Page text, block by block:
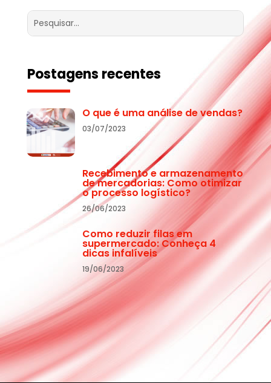
Postagens recentes
O que é uma análise de vendas?
03/07/2023
Recebimento e armazenamento
de mercadorias: Como otimizar
o processo logístico?
26/06/2023
Como reduzir filas em
supermercado: Conheça 4
dicas infalíveis
19/06/2023